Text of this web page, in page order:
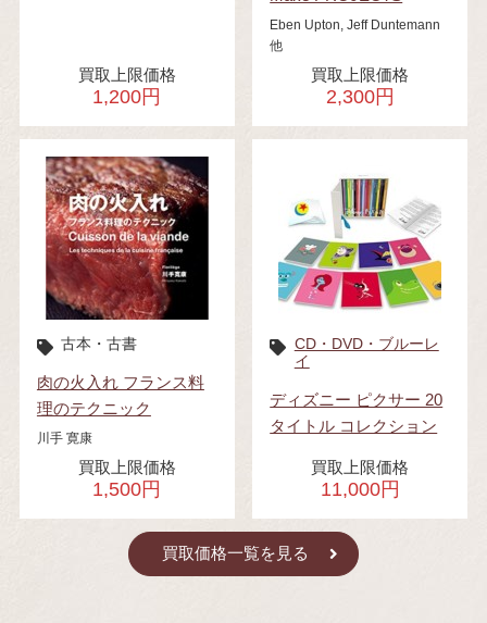
買取上限価格
1,200円
Eben Upton, Jeff Duntemann
他
買取上限価格
2,300円
古本・古書
肉の火入れ フランス料
理のテクニック
川手 寛康
買取上限価格
1,500円
CD・DVD・ブルーレ
イ
ディズニー ピクサー 20
タイトル コレクション
買取上限価格
11,000円
買取価格一覧を見る